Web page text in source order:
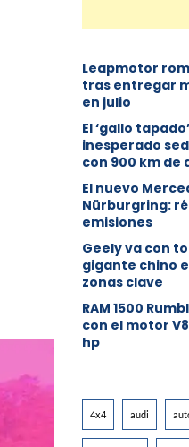
Leapmotor
tras entregar
en julio
El ‘gallo
inesperado
con 900 km
El nuevo
Nürburgring:
emisiones
Geely va con
gigante chino
zonas clave
RAM 1500
con el motor
hp
4x4 audi